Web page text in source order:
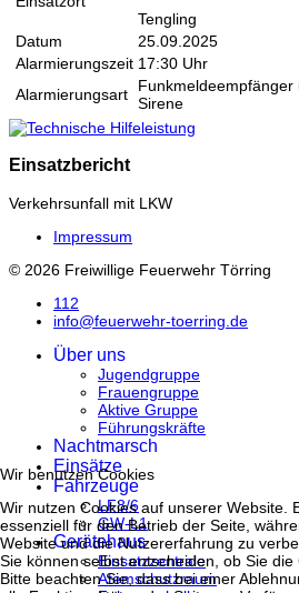
Tengling
Datum
25.09.2025
Alarmierungszeit 17:30 Uhr
Alarmierungsart
Funkmeldeempfänger
Sirene
Einsatzbericht
Verkehrsunfall mit LKW
Impressum
© 2026 Freiwillige Feuerwehr Törring
112
info@feuerwehr-toerring.de
Über uns
Jugendgruppe
Frauengruppe
Aktive Gruppe
Führungskräfte
Nachtmarsch
Einsätze
Fahrzeuge
LF8/6
GW-L1
Gerätehaus
Einsatzzentrale
Atemschutzraum
Wir benutzen Cookies
Wir nutzen Cookies auf unserer Website.
essenziell für den Betrieb der Seite,
Website und die Nutzererfahrung zu
Sie können selbst entscheiden, ob Sie die
Bitte beachten Sie, dass bei einer